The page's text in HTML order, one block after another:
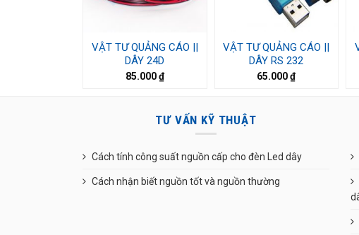
VẬT TƯ QUẢNG CÁO ||
DÂY 24D
85.000₫
VẬT TƯ QUẢNG CÁO ||
DÂY RS 232
65.000₫
TƯ VẤN KỸ THUẬT
Cách tính công suất nguồn cấp cho đèn Led dây
Cách nhận biết nguồn tốt và nguồn thường